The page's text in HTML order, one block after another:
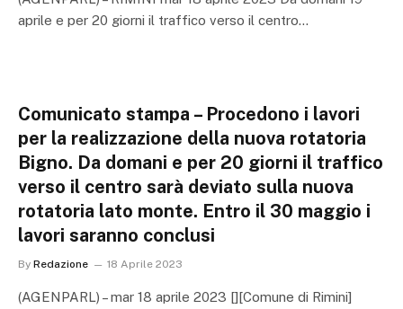
aprile e per 20 giorni il traffico verso il centro…
Comunicato stampa – Procedono i lavori
per la realizzazione della nuova rotatoria
Bigno. Da domani e per 20 giorni il traffico
verso il centro sarà deviato sulla nuova
rotatoria lato monte. Entro il 30 maggio i
lavori saranno conclusi
By Redazione 18 Aprile 2023
(AGENPARL) – mar 18 aprile 2023 [][Comune di Rimini]